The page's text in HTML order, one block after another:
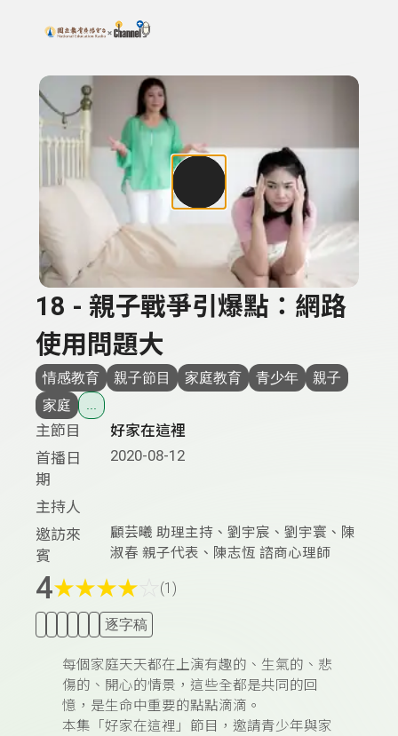
上方功能區塊
搜尋關鍵字：可輸入節目名稱、主持人或關鍵字
18 - 親子戰爭引爆點：網路
使用問題大
情感教育 親子節目 家庭教育 青少年
親子
家庭
主節目
好家在這裡
首播日
期
2020-08-12
主持人
邀訪來
賓
顧芸曦 助理主持、劉宇宸、劉宇寰、陳
淑春 親子代表、陳志恆 諮商心理師
4★★★★ (1)
逐字稿
每個家庭天天都在上演有趣的、生氣的、悲
傷的、開心的情景，這些全都是共同的回
憶，是生命中重要的點點滴滴。
本集「好家在這裡」節目，邀請青少年與家